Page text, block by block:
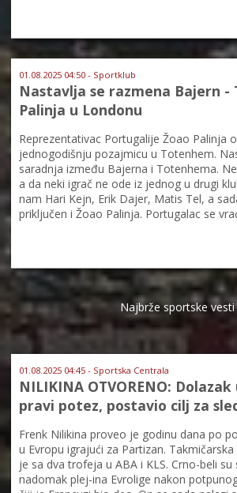
01.08.2025 04:50 - Sportklub
Nastavlja se razmena Bajern -
Palinja u Londonu
Reprezentativac Portugalije Žoao Palinja
jednogodišnju pozajmicu u Totenhem.
saradnja između Bajerna i Totenhema.
a da neki igrač ne ode iz jednog u drugi
nam Hari Kejn, Erik Dajer, Matis Tel, a
priključen i Žoao Palinja. Portugalac se
Najbrže sportske vesti
01.08.2025 04:45 - Sportska Centrala
NILIKINA OTVORENO:
pravi potez, postavio cilj za
Frenk Nilikina proveo je godinu dana po
u Evropu igrajući za Partizan.
je sa dva trofeja u ABA i KLS. Crno-beli
nadomak plej-ina Evrolige nakon